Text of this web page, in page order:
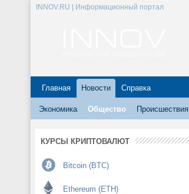
INNOV.RU | Информационный портал
Главная Новости Справка
Экономика Общество Происшествия
КУРСЫ КРИПТОВАЛЮТ
Bitcoin (BTC)
Ethereum (ETH)